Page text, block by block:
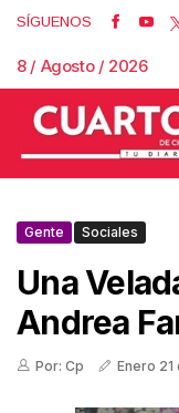
SÍGUENOS
8 / Agosto / 2026
Gente Sociales
Una
Andrea
Por: Cp Enero